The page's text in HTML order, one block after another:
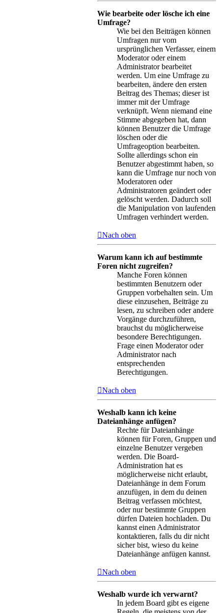
Wie bearbeite oder lösche ich eine
Umfrage?
Wie bei den Beiträgen können
Umfragen nur vom
ursprünglichen Verfasser, einem
Moderator oder einem
Administrator bearbeitet
werden. Um eine Umfrage zu
bearbeiten, ändere den ersten
Beitrag des Themas; dieser ist
immer mit der Umfrage
verknüpft. Wenn niemand eine
Stimme abgegeben hat, dann
können Benutzer die Umfrage
löschen oder die
Umfrageoption bearbeiten.
Sollte allerdings schon ein
Benutzer abgestimmt haben, so
kann die Umfrage nur noch von
Moderatoren oder
Administratoren geändert oder
gelöscht werden. Dadurch soll
die Manipulation von laufenden
Umfragen verhindert werden.
Nach oben
Warum kann ich auf bestimmte
Foren nicht zugreifen?
Manche Foren können
bestimmten Benutzern oder
Gruppen vorbehalten sein. Um
diese einzusehen, Beiträge zu
lesen, zu schreiben oder andere
Vorgänge durchzuführen,
brauchst du möglicherweise
besondere Berechtigungen.
Frage einen Moderator oder
Administrator nach
entsprechenden
Berechtigungen.
Nach oben
Weshalb kann ich keine
Dateianhänge anfügen?
Rechte für Dateianhänge
können für Foren, Gruppen und
einzelne Benutzer vergeben
werden. Die Board-
Administration hat es
möglicherweise nicht erlaubt,
Dateianhänge in dem Forum
anzufügen, in dem du deinen
Beitrag verfassen möchtest,
oder nur bestimmte Gruppen
dürfen Dateien hochladen. Du
kannst einen Administrator
kontaktieren, falls du dir nicht
sicher bist, wieso du keine
Dateianhänge anfügen kannst.
Nach oben
Weshalb wurde ich verwarnt?
In jedem Board gibt es eigene